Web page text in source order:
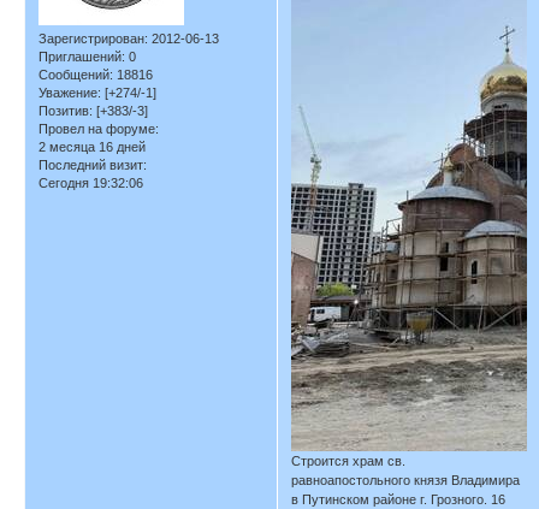
Зарегистрирован: 2012-06-13
Приглашений: 0
Сообщений: 18816
Уважение: [+274/-1]
Позитив: [+383/-3]
Провел на форуме:
2 месяца 16 дней
Последний визит:
Сегодня 19:32:06
Строится храм св.
равноапостольного князя Владимира
в Путинском районе г. Грозного. 16